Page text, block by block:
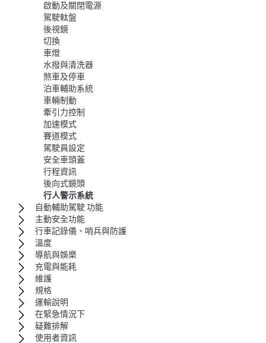
啟動及關閉電源
駕駛軚盤
後視鏡
切換
車燈
水撥與清洗器
煞車及停車
泊車輔助系統
車輛制動
牽引力控制
加速模式
賽道模式
駕駛員設定
安全車頭蓋
行程資訊
後向式鏡頭
行人警示系統
自動輔助駕駛 功能
主動安全功能
行車記錄儀、哨兵與防護
溫度
導航與娛樂
充電與能耗
維護
規格
運輸說明
在緊急情況下
疑難排解
使用者資訊